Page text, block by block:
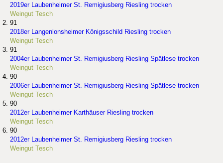
2019er Laubenheimer St. Remigiusberg Riesling trocken
Weingut Tesch
91
2018er Langenlonsheimer Königsschild Riesling trocken
Weingut Tesch
91
2004er Laubenheimer St. Remigiusberg Riesling Spätlese trocken
Weingut Tesch
90
2006er Laubenheimer St. Remigiusberg Riesling Spätlese trocken
Weingut Tesch
90
2012er Laubenheimer Karthäuser Riesling trocken
Weingut Tesch
90
2012er Laubenheimer St. Remigiusberg Riesling trocken
Weingut Tesch